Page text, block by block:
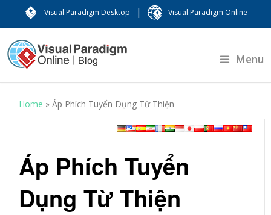
Visual Paradigm Desktop | Visual Paradigm Online
Menu
Home »Áp Phích Tuyển Dụng Từ Thiện
Áp Phích Tuyển
Dụng Từ Thiện